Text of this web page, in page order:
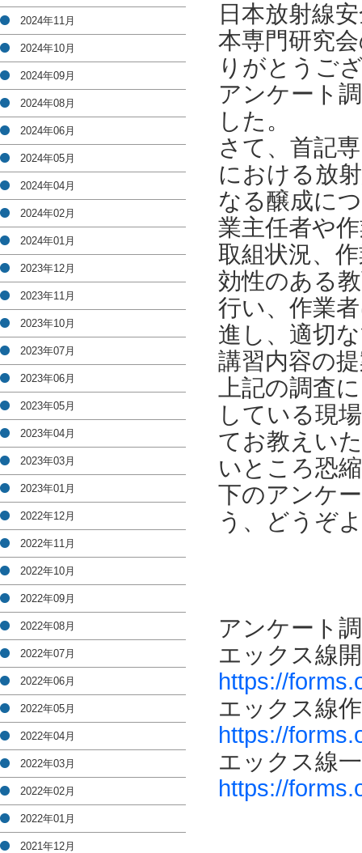
日本放射線
本専門研究
りがとうご
アンケート
した。
さて、首記
における放
なる醸成に
業主任者や
取組状況、
効性のある
行い、作業
進し、適切
講習内容の
上記の調査
している現
てお教えい
いところ恐
下のアンケ
う、どうぞ
アンケート
エックス線
https://
エックス線
https://
エックス線
https://
2024年11月
2024年10月
2024年09月
2024年08月
2024年06月
2024年05月
2024年04月
2024年02月
2024年01月
2023年12月
2023年11月
2023年10月
2023年07月
2023年06月
2023年05月
2023年04月
2023年03月
2023年01月
2022年12月
2022年11月
2022年10月
2022年09月
2022年08月
2022年07月
2022年06月
2022年05月
2022年04月
2022年03月
2022年02月
2022年01月
2021年12月